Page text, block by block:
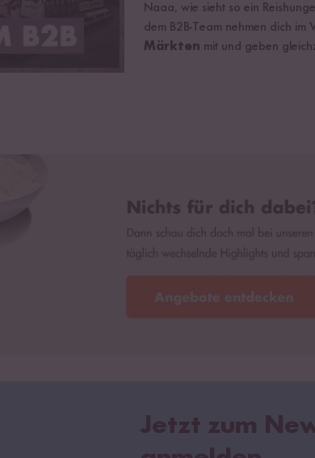
Naaa, wie sieht so ein
dem B2B-Team nehmen dich im
Märkten mit und geben
Jetzt zum